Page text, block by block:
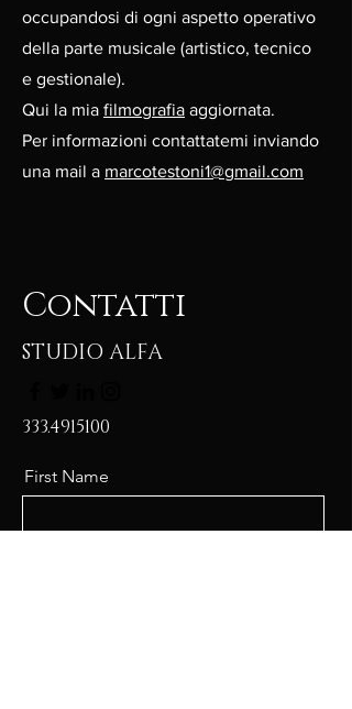
occupandosi di ogni aspetto operativo
della parte musicale (artistico, tecnico
e gestionale).
Qui la mia filmografia aggiornata.
Per informazioni contattatemi inviando
una mail a marcotestoni1@gmail.com
Contatti
STUDIO ALFA
333.4915100
First Name